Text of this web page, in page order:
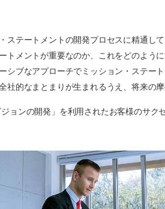
ステートメントの開発プロセスに精通し
トメントが重要なのか、これをどのよう
シブなアプローチでミッション・ステー
社的なまとまりが生まれるうえ、将来の
ジョンの開発」を利用されたお客様のサク